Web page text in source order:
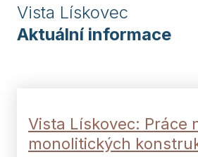
Vista Lískovec
Aktuální informace
Vista Lískovec: Práce
monolitických